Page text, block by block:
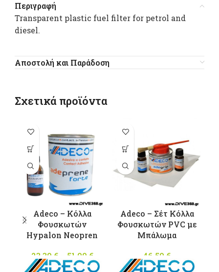
Περιγραφή
Transparent plastic fuel filter for petrol and
diesel.
Αποστολή και Παράδοση
Σχετικά προϊόντα
Adeco – Κόλλα
Φουσκωτών
Hypalon Neopren
23,30 € 51,00 €
range:
Αυτό το
προϊόν έχει
πολλαπλές
παραλλαγές.
Οι επιλογές
μπορούν να
επιλεγούν
στη σελίδα
του
προϊόντος
Adeco – Σέτ Κόλλα
Φουσκωτών PVC με
Μπάλωμα
46,50 €